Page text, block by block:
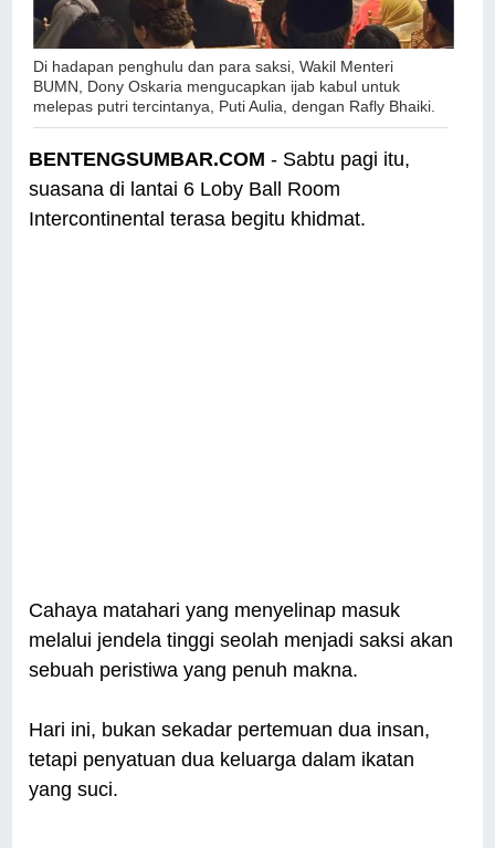
Di hadapan penghulu dan para saksi,Wakil Menteri
BUMN, Dony Oskaria mengucapkan ijab kabul untuk
melepas putri tercintanya, Puti Aulia, dengan Rafly Bhaiki.
BENTENGSUMBAR.COM - Sabtu pagi itu,
suasana di lantai 6 Loby Ball Room
Intercontinental terasa begitu khidmat.
Cahaya matahari yang menyelinap masuk
melalui jendela tinggi seolah menjadi saksi akan
sebuah peristiwa yang penuh makna.
Hari ini, bukan sekadar pertemuan dua insan,
tetapi penyatuan dua keluarga dalam ikatan
yang suci.